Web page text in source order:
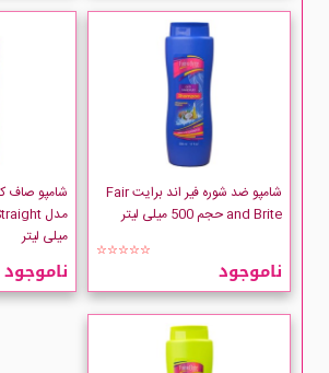
شامپو ضد شوره فیر اند برایت Fair
and Brite حجم 500 میلی لیتر
☆☆☆☆☆
ناموجود
شامپو صاف
میلی لیتر
ناموجود